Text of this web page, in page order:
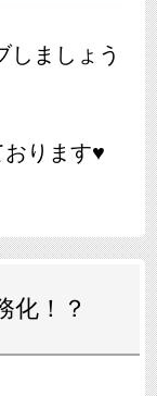
しましょう
ります♥
化！？